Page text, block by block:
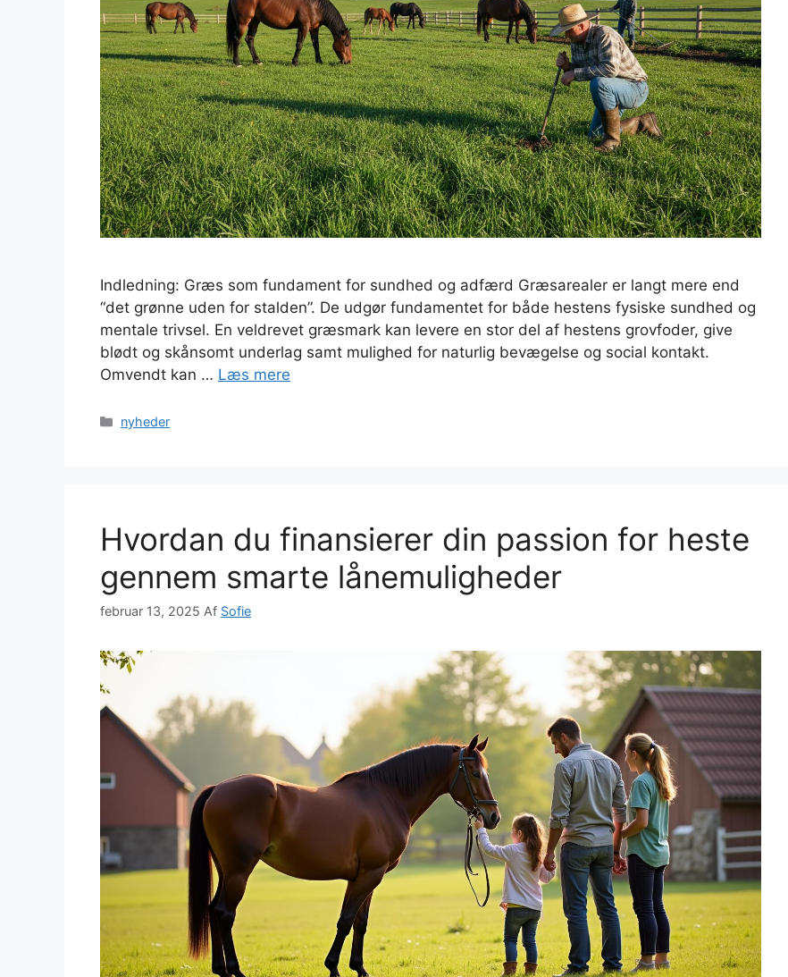
Indledning: Græs som fundament for sundhed og adfærd Græsarealer er langt mere end
“det grønne uden for stalden”. De udgør fundamentet for både hestens fysiske sundhed og
mentale trivsel. En veldrevet græsmark kan levere en stor del af hestens grovfoder, give
blødt og skånsomt underlag samt mulighed for naturlig bevægelse og social kontakt.
Omvendt kan … Læs mere
Kategorier
nyheder
Hvordan du finansierer din passion for heste
gennem smarte lånemuligheder
februar 13, 2025 Af Sofie